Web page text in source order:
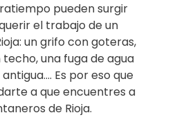
pueden surgir
el trabajo de un
un grifo con goteras,
una fuga de agua
Es por eso que
a que encuentres a
de Rioja.